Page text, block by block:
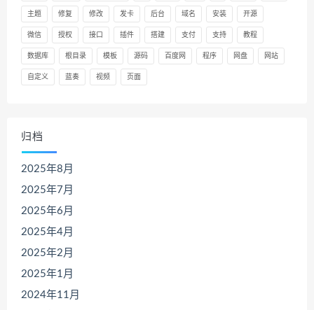
主题 修复 修改 发卡 后台 域名 安装 开源
微信 授权 接口 插件 搭建 支付 支持 教程
数据库 根目录 模板 源码 百度网 程序 网盘 网站
自定义 蓝奏 视频 页面
归档
2025年8月
2025年7月
2025年6月
2025年4月
2025年2月
2025年1月
2024年11月